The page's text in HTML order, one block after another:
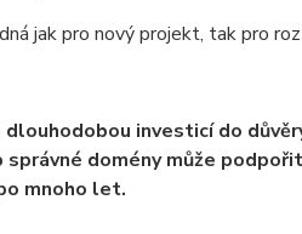
jak pro nový projekt, tak pro
investicí do
správné domény může
mnoho let.